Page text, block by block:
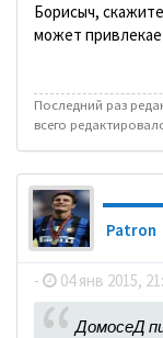
Борисыч,
может
Последний раз
всего
Patron
- 04 янв 2015,
ДомосеД